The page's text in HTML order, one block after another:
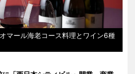
マール海老コース料理とワイン6種